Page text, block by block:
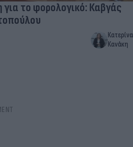
για το φορολογικό: Καβγάς
Κατερίνα
Κανάκη